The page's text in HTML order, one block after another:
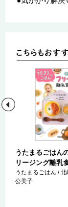
うたまるごはん
リージング離乳
うたまるごはん /
公美子